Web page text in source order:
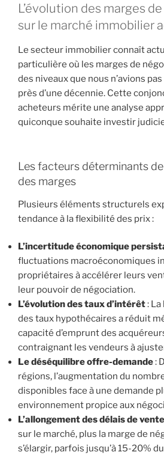
L’évolution des marges
sur le marché immobilier
Le secteur immobilier connaît
particulière où les marges de
des niveaux que nous n’avions
près d’une décennie. Cette
acheteurs mérite une analyse
quiconque souhaite investir
Les facteurs déterminants
des marges
Plusieurs éléments structurels
tendance à la flexibilité des prix :
L’incertitude économique
fluctuations macroéconomiques
propriétaires à accélérer leurs
leur pouvoir de négociation.
L’évolution des taux d’intérêt:
des taux hypothécaires a réduit
capacité d’emprunt des
contraignant les vendeurs à
Le déséquilibre offre-demande:
régions, l’augmentation du
disponibles face à une demande
environnement propice aux
L’allongement des délais de vente
sur le marché, plus la marge de
s’élargir, parfois jusqu’à 15-20%